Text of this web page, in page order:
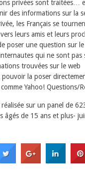
privées sont traitées…
des informations sur la
les Français se
leurs amis et leurs
poser une question sur le
qui ne sont pas
trouvées sur le web
pouvoir la poser
Yahoo! Questions/
sur un panel de
âgés de 15 ans et plus-